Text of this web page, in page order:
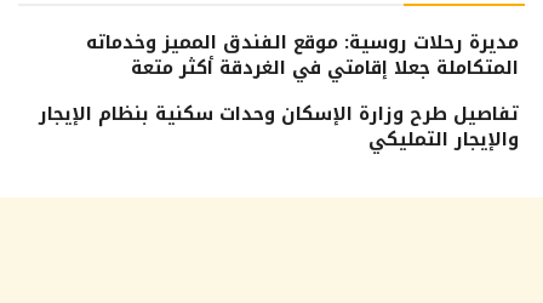
مديرة رحلات روسية: موقع الفندق المميز وخدماته
المتكاملة جعلا إقامتي في الغردقة أكثر متعة
تفاصيل طرح وزارة الإسكان وحدات سكنية بنظام الإيجار
والإيجار التمليكي